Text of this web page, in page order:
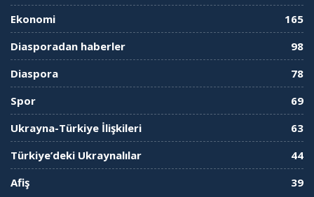
Ekonomi
165
Diasporadan haberler
98
Diaspora
78
Spor
69
Ukrayna-Türkiye İlişkileri
63
Türkiye’deki Ukraynalılar
44
Afiş
39